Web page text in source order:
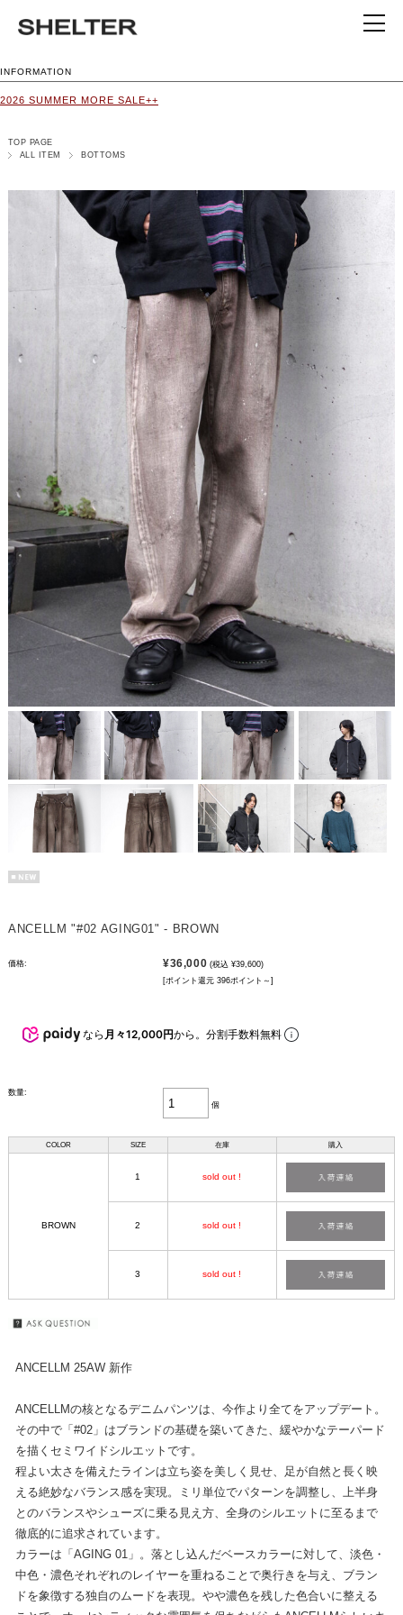
INFORMATION
2026 SUMMER MORE SALE++
TOP PAGE
ALL ITEM
BOTTOMS
ANCELLM "#02 AGING01" - BROWN
価格: ¥36,000 (税込 ¥39,600)
[ポイント還元 396ポイント～]
なら 月々12,000円から。分割手数料無料
数量:
個
COLOR SIZE 在庫 購入
BROWN
1 sold out !
2 sold out !
3 sold out !
ANCELLM 25AW 新作
ANCELLMの核となるデニムパンツは、今作より全てをアップデート。
その中で「#02」はブランドの基礎を築いてきた、緩やかなテーパード
を描くセミワイドシルエットです。
程よい太さを備えたラインは立ち姿を美しく見せ、足が自然と長く映
える絶妙なバランス感を実現。ミリ単位でパターンを調整し、上半身
とのバランスやシューズに乗る見え方、全身のシルエットに至るまで
徹底的に追求されています。
カラーは「AGING 01」。落とし込んだベースカラーに対して、淡色・
中色・濃色それぞれのレイヤーを重ねることで奥行きを与え、ブラン
ドを象徴する独自のムードを表現。やや濃色を残した色合いに整える